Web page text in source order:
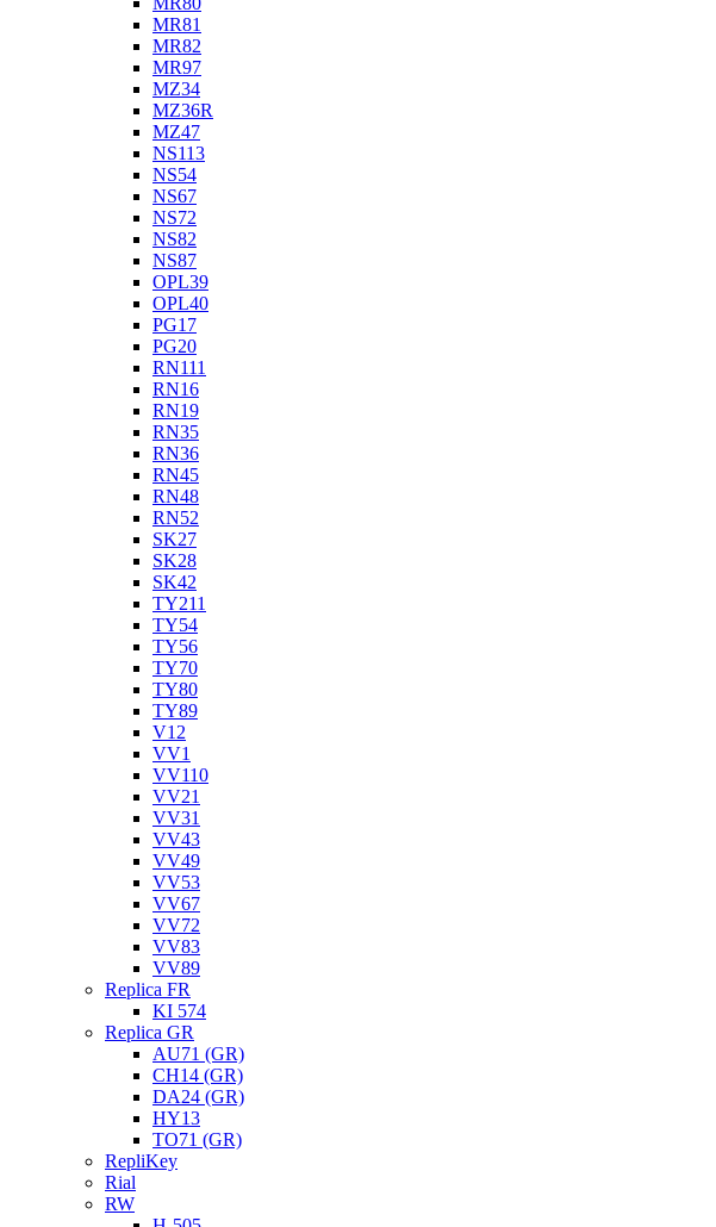
MR81
MR82
MR97
MZ34
MZ36R
MZ47
NS113
NS54
NS67
NS72
NS82
NS87
OPL39
OPL40
PG17
PG20
RN111
RN16
RN19
RN35
RN36
RN45
RN48
RN52
SK27
SK28
SK42
TY211
TY54
TY56
TY70
TY80
TY89
V12
VV1
VV110
VV21
VV31
VV43
VV49
VV53
VV67
VV72
VV83
VV89
Replica FR
KI 574
Replica GR
AU71 (GR)
CH14 (GR)
DA24 (GR)
HY13
TO71 (GR)
RepliKey
Rial
RW